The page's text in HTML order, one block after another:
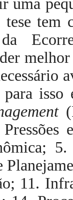
uma
tese tem
isso
11.